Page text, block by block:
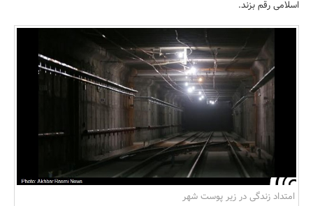
مسکن و ساختمان
اسلامی رقم بزند.
امتداد زندگی در زیر پوست شهر